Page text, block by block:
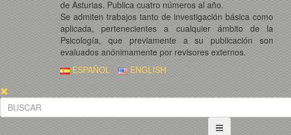
de Asturias. Publica cuatro números al año.
Se admiten trabajos tanto de investigación básica como
aplicada, pertenecientes a cualquier ámbito de la
Psicología, que previamente a su publicación son
evaluados anónimamente por revisores externos.
ESPAÑOL ENGLISH